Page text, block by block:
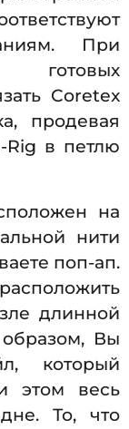
При
Coretex
продевая
Rig в петлю
на
нити
поп-ап.
длинной
образом, Вы
который
этом весь
То, что